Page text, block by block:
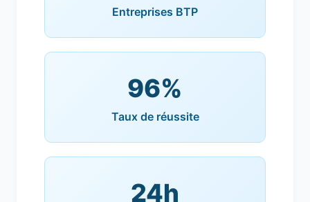
Entreprises BTP
96%
Taux de réussite
24h